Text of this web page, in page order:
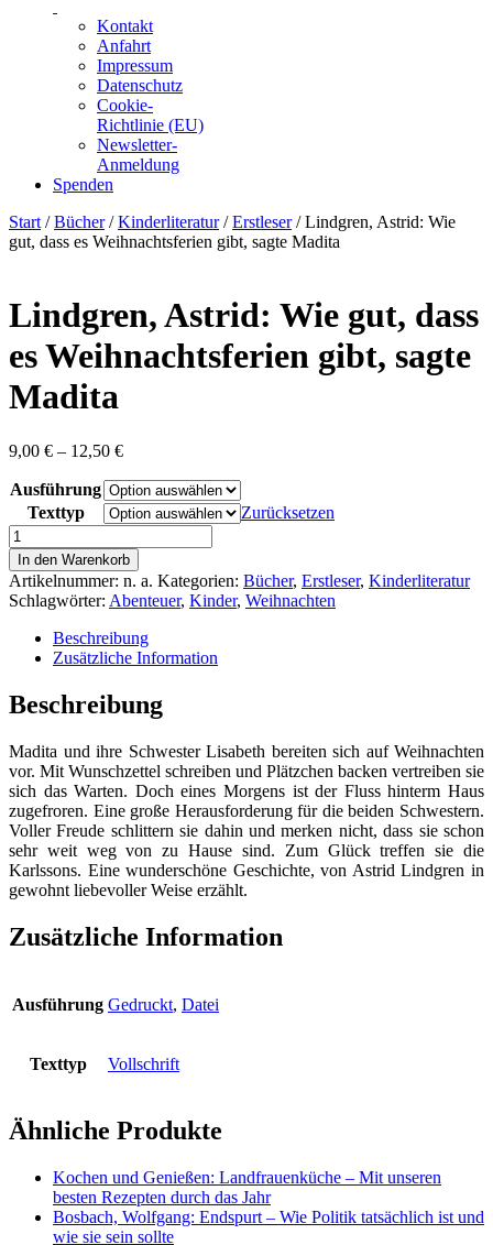
Kontakt
Anfahrt
Impressum
Datenschutz
Cookie-
Richtlinie (EU)
Newsletter-
Anmeldung
Spenden
Skip
to
Start /Bücher/Kinderliteratur/Erstleser/ Lindgren, Astrid: Wie
gut, dass es Weihnachtsferien gibt, sagte Madita
Lindgren, Astrid: Wie gut, dass
es Weihnachtsferien gibt, sagte
Madita
9,00 € – 12,50 €Preisspanne:
bis
12,50 €
Ausführung
Texttyp
Zurücksetzen
Lindgren,
Astrid:
Wie
gut,
dass
Weihnachtsferien
sagte
Madita
In den Warenkorb
Artikelnummer: n. a. Kategorien: Bücher, Erstleser, Kinderliteratur
Schlagwörter: Abenteuer, Kinder, Weihnachten
Beschreibung
Zusätzliche Information
Beschreibung
Madita und ihre Schwester Lisabeth bereiten sich auf Weihnachten
vor. Mit Wunschzettel schreiben und Plätzchen backen vertreiben sie
sich das Warten. Doch eines Morgens ist der Fluss hinterm Haus
zugefroren. Eine große Herausforderung für die beiden Schwestern.
Voller Freude schlittern sie dahin und merken nicht, dass sie schon
sehr weit weg von zu Hause sind. Zum Glück treffen sie die
Karlssons. Eine wunderschöne Geschichte, von Astrid Lindgren in
gewohnt liebevoller Weise erzählt.
Zusätzliche Information
Ausführung Gedruckt, Datei
Texttyp Vollschrift
Ähnliche Produkte
Kochen und Genießen: Landfrauenküche – Mit unseren
besten Rezepten durch das Jahr
Bosbach, Wolfgang: Endspurt – Wie Politik tatsächlich ist und
wie sie sein sollte